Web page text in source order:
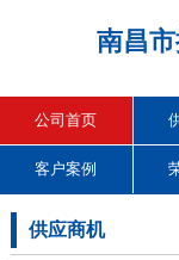
南昌
公司首页
客户案例
供应商机